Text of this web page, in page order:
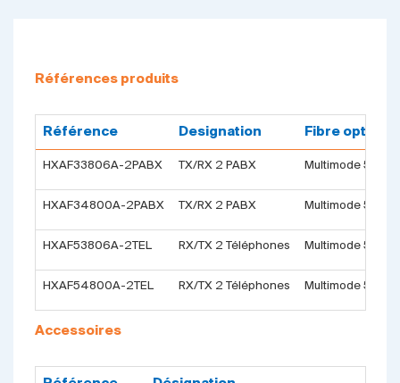
Références produits
Référence Designation Fibre optique
HXAF33806A-2PABX TX/RX 2 PABX Multimode 5km
HXAF34800A-2PABX TX/RX 2 PABX Multimode 5km
HXAF53806A-2TEL RX/TX 2 Téléphones Multimode 5km
HXAF54800A-2TEL RX/TX 2 Téléphones Multimode 5km
Accessoires